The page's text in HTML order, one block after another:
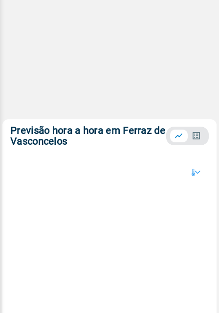
Previsão hora a hora em Ferraz de
Vasconcelos